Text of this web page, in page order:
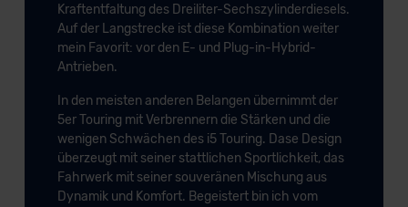
Kraftentfaltung des Dreiliter-Sechszylinderdiesels.
Auf der Langstrecke ist diese Kombination weiter
mein Favorit: vor den E- und Plug-in-Hybrid-
Antrieben.
In den meisten anderen Belangen übernimmt der
5er Touring mit Verbrennern die Stärken und die
wenigen Schwächen des i5 Touring. Dase Design
überzeugt mit seiner stattlichen Sportlichkeit, das
Fahrwerk mit seiner souveränen Mischung aus
Dynamik und Komfort. Begeistert bin ich vom